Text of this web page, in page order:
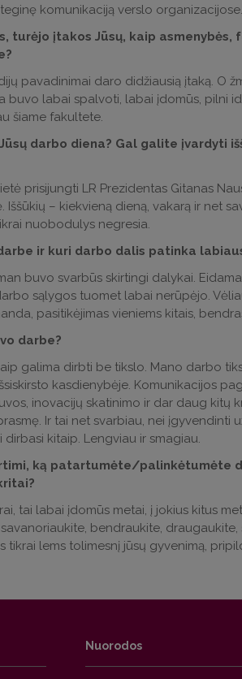
komunikaciją verslo organizacijose.
turėjo įtakos Jūsų, kaip asmenybės,
pavadinimai daro didžiausią įtaką. O
buvo labai spalvoti, labai įdomūs, pilni
šiame fakultete.
darbo diena? Gal galite įvardyti
prisijungti LR Prezidentas Gitanas
– kiekvieną dieną, vakarą ir net
nuobodulys negresia.
ir kuri darbo dalis patinka
buvo svarbūs skirtingi dalykai.
sąlygos tuomet labai nerūpėjo.
pasitikėjimas vieniems kitais,
darbe?
galima dirbti be tikslo. Mano darbo
kasdienybėje. Komunikacijos
inovacijų skatinimo ir dar daug kitų
Ir tai net svarbiau, nei įgyvendinti
kitaip. Lengviau ir smagiau.
ką patartumėte/palinkėtumėte
tai labai įdomūs metai, į jokius kitus
bendraukite,
tikrai lems tolimesnį jūsų gyvenimą,
Nuorodos